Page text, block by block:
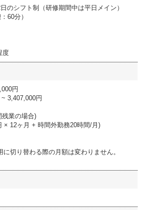
のシフト制（研修期間中は平日メイン）
60分）
度
円
3,407,000円
残業の場合)
× 12ヶ月 + 時間外勤務20時間/月)
切り替わる際の月額は変わりません。